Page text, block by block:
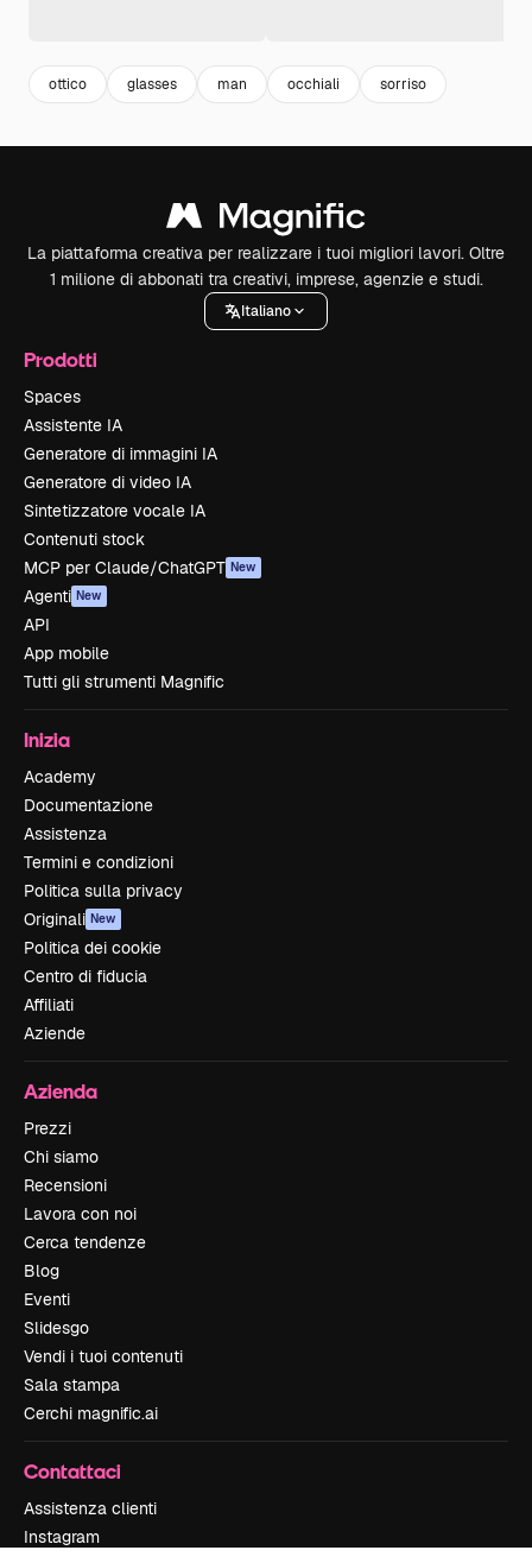
ottico glasses man occhiali sorriso
La piattaforma creativa per realizzare i tuoi migliori lavori. Oltre
1 milione di abbonati tra creativi, imprese, agenzie e studi.
Italiano
Prodotti
Spaces
Assistente IA
Generatore di immagini IA
Generatore di video IA
Sintetizzatore vocale IA
Contenuti stock
MCP per Claude/ChatGPT New
Agenti New
API
App mobile
Tutti gli strumenti Magnific
Inizia
Academy
Documentazione
Assistenza
Termini e condizioni
Politica sulla privacy
Originali New
Politica dei cookie
Centro di fiducia
Affiliati
Aziende
Azienda
Prezzi
Chi siamo
Recensioni
Lavora con noi
Cerca tendenze
Blog
Eventi
Slidesgo
Vendi i tuoi contenuti
Sala stampa
Cerchi magnific.ai
Contattaci
Assistenza clienti
Instagram